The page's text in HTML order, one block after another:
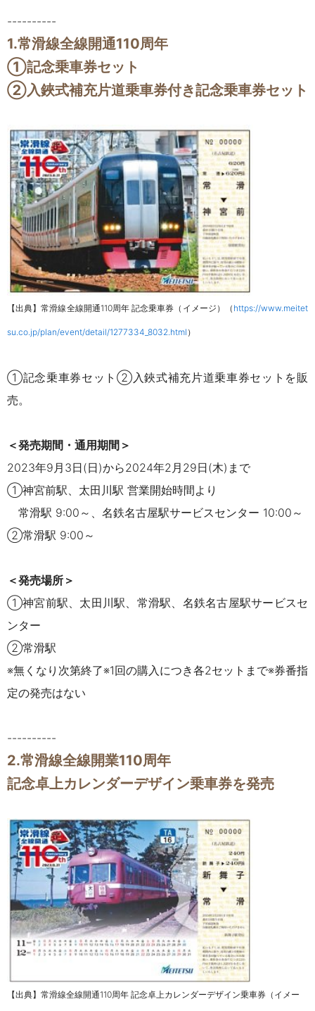
----------
1.常滑線全線開通110周年
①記念乗車券セット
②入鋏式補充片道乗車券付き記念乗車券セット
【出典】常滑線全線開通110周年 記念乗車券（イメージ）（ https://www.meitet
su.co.jp/plan/event/detail/1277334_8032.html ）
①記念乗車券セット②入鋏式補充片道乗車券セットを販
売。
＜発売期間・通用期間＞
2023年9月3日(日)から2024年2月29日(木)まで
①神宮前駅、太田川駅 営業開始時間より
常滑駅 9:00～、名鉄名古屋駅サービスセンター 10:00～
②常滑駅 9:00～
＜発売場所＞
①神宮前駅、太田川駅、常滑駅、名鉄名古屋駅サービスセ
ンター
②常滑駅
※無くなり次第終了※1回の購入につき各2セットまで※券番指
定の発売はない
----------
2.常滑線全線開業110周年
記念卓上カレンダーデザイン乗車券を発売
【出典】常滑線全線開通110周年 記念卓上カレンダーデザイン乗車券（イメー